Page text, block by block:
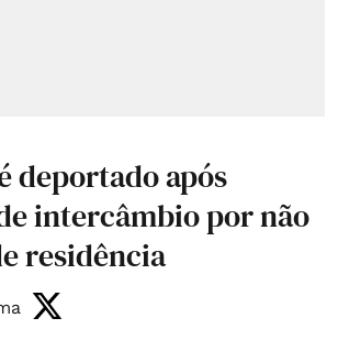
deportado após
intercâmbio por não
residência